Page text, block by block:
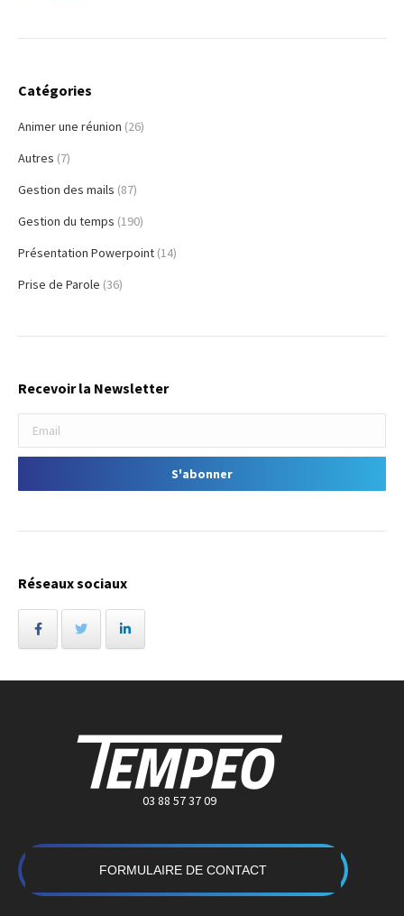
Catégories
Animer une réunion (26)
Autres (7)
Gestion des mails (87)
Gestion du temps (190)
Présentation Powerpoint (14)
Prise de Parole (36)
Recevoir la Newsletter
Réseaux sociaux
03 88 57 37 09
FORMULAIRE DE CONTACT